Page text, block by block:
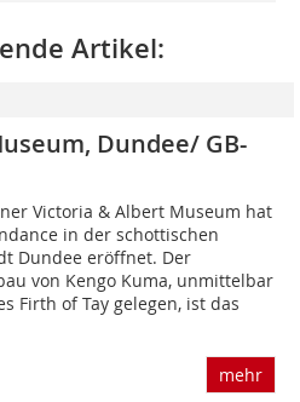
Artikel:
Dundee/ GB-
Victoria & Albert Museum hat
in der schottischen
Dundee eröffnet. Der
von Kengo Kuma, unmittelbar
Firth of Tay gelegen, ist das
mehr